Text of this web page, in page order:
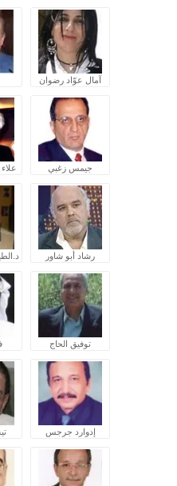
آمال عوّاد رضوان
جيمس زغبي
رشاد أبو شاور
توفيق الحاج
إدوارد جرجس